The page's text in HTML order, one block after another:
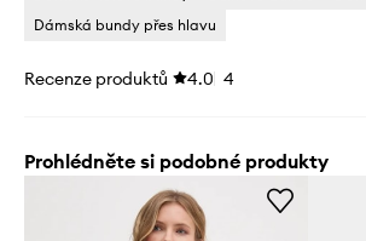
Dámská bundy přes hlavu
Recenze produktů 4.0 4
Prohlédněte si podobné produkty